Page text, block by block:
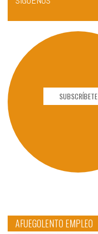
SUBSCRÍBETE
AFUEGOLENTO EMPLEO